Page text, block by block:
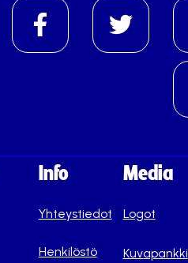
Info
Yhteystiedot
Henkilöstö
Media
Logot
Kuvapankki